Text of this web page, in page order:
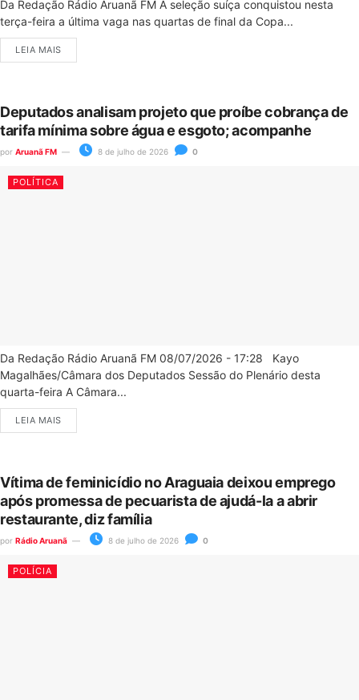
Da Redação Rádio Aruanã FM A seleção suíça conquistou nesta
terça-feira a última vaga nas quartas de final da Copa...
LEIA MAIS
Deputados analisam projeto que proíbe cobrança de
tarifa mínima sobre água e esgoto; acompanhe
por Aruanã FM 8 de julho de 2026 0
POLÍTICA
Da Redação Rádio Aruanã FM 08/07/2026 - 17:28 Kayo
Magalhães/Câmara dos Deputados Sessão do Plenário desta
quarta-feira A Câmara...
LEIA MAIS
Vítima de feminicídio no Araguaia deixou emprego
após promessa de pecuarista de ajudá-la a abrir
restaurante, diz família
por Rádio Aruanã 8 de julho de 2026 0
POLÍCIA